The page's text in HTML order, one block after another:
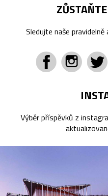
Sledujte naše
Výběr příspěvků z